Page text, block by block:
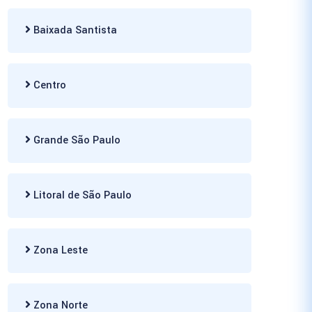
Baixada Santista
Centro
Grande São Paulo
Litoral de São Paulo
Zona Leste
Zona Norte